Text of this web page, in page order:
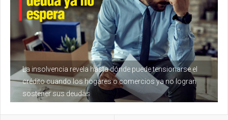
La insolvencia revela hasta dónde puede tensionarse el
crédito cuando los hogares o comercios ya no logran
sostener sus deudas